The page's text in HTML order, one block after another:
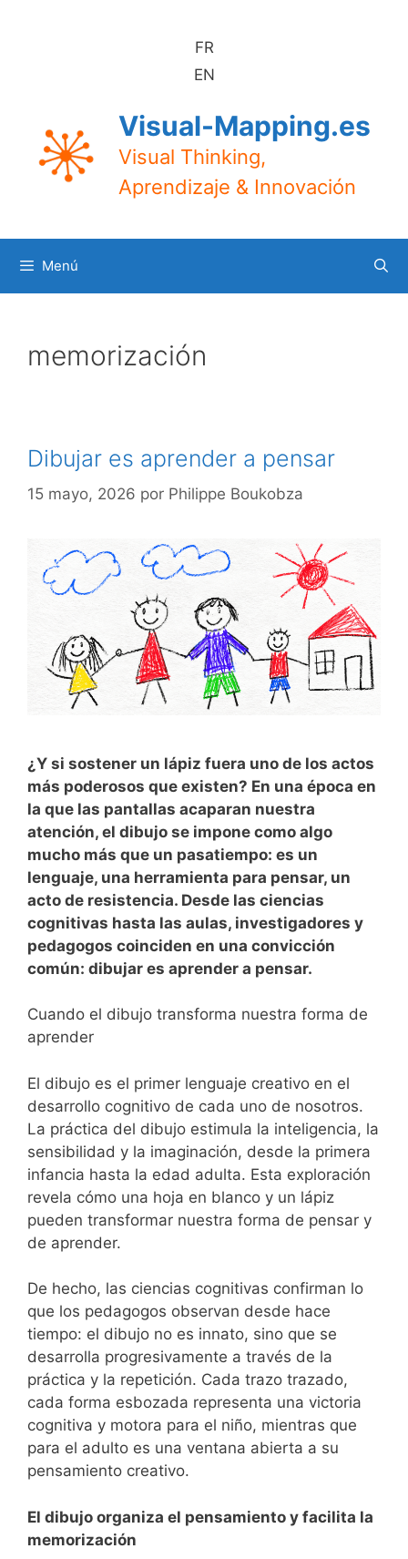
FR
EN
Visual-Mapping.es
Visual Thinking,
Aprendizaje & Innovación
Menú
memorización
Dibujar es aprender a pensar
15 mayo, 2026 por Philippe Boukobza
¿Y si sostener un lápiz fuera uno de los actos
más poderosos que existen? En una época en
la que las pantallas acaparan nuestra
atención, el dibujo se impone como algo
mucho más que un pasatiempo: es un
lenguaje, una herramienta para pensar, un
acto de resistencia. Desde las ciencias
cognitivas hasta las aulas, investigadores y
pedagogos coinciden en una convicción
común: dibujar es aprender a pensar.
Cuando el dibujo transforma nuestra forma de
aprender
El dibujo es el primer lenguaje creativo en el
desarrollo cognitivo de cada uno de nosotros.
La práctica del dibujo estimula la inteligencia, la
sensibilidad y la imaginación, desde la primera
infancia hasta la edad adulta. Esta exploración
revela cómo una hoja en blanco y un lápiz
pueden transformar nuestra forma de pensar y
de aprender.
De hecho, las ciencias cognitivas confirman lo
que los pedagogos observan desde hace
tiempo: el dibujo no es innato, sino que se
desarrolla progresivamente a través de la
práctica y la repetición. Cada trazo trazado,
cada forma esbozada representa una victoria
cognitiva y motora para el niño, mientras que
para el adulto es una ventana abierta a su
pensamiento creativo.
El dibujo organiza el pensamiento y facilita la
memorización